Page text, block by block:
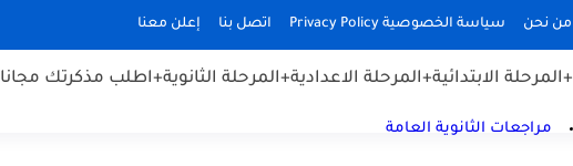
من نحن سياسة الخصوصية Privacy Policy اتصل بنا إعلن معنا
+المرحلة الابتدائية+المرحلة الاعدادية+المرحلة الثانوية+اطلب مذكرتك مجانا
مراجعات الثانوية العامة